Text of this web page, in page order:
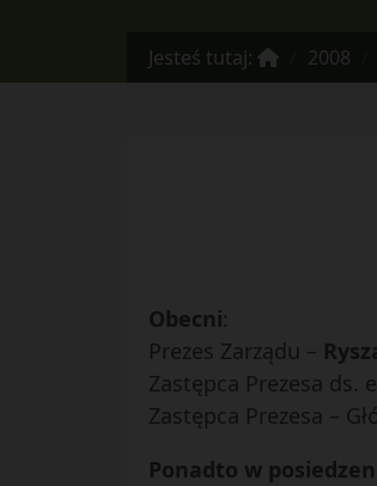
Jesteś tutaj: 2008
Obecni:
Prezes Zarządu –
Zastępca Prezesa ds.
Zastępca Prezesa –
Ponadto w